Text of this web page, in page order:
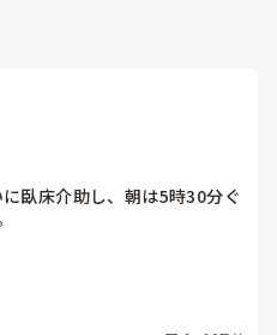
臥床介助し、朝は5時30分ぐ
を考慮して決めています。そ
から臥床、離床されてます